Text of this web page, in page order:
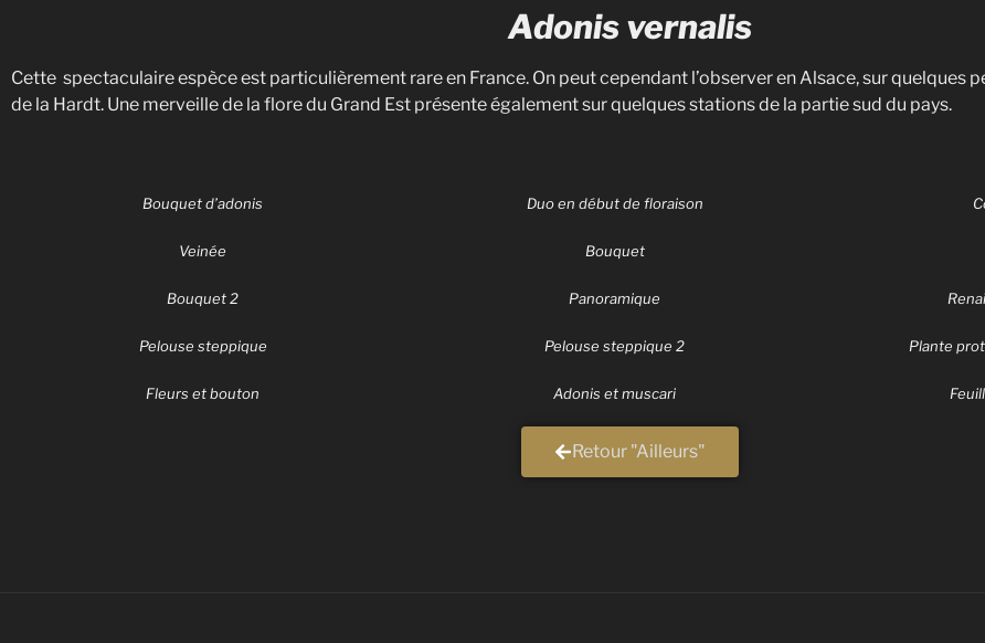
Adonis vernalis
Cette spectaculaire espèce est particulièrement rare en France. On peut cependant l’observer en Alsace, sur quelques
de la Hardt. Une merveille de la flore du Grand Est présente également sur quelques stations de la partie sud du pays.
Bouquet d’adonis Duo en début de floraison
Veinée Bouquet
Bouquet 2 Panoramique
Pelouse steppique Pelouse steppique 2 Plante
Fleurs et bouton Adonis et muscari
Retour "Ailleurs"